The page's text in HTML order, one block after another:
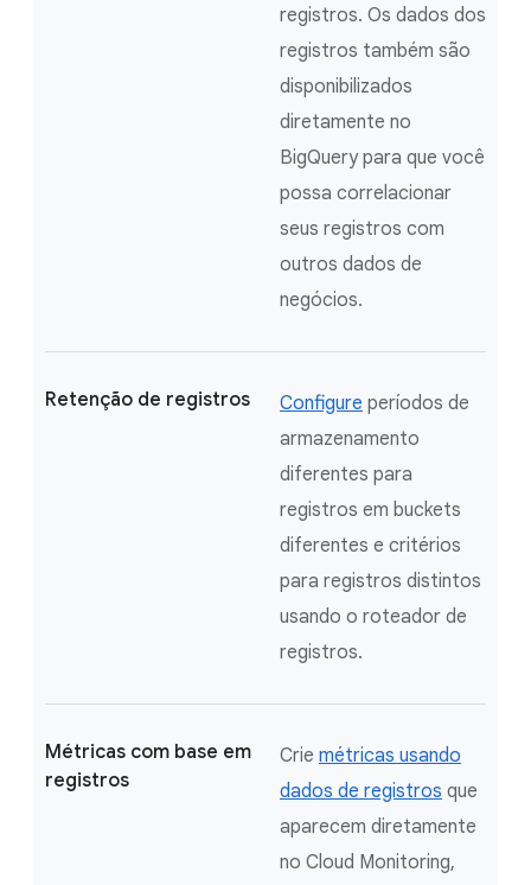
registros. Os dados dos
registros também são
disponibilizados
diretamente no
BigQuery para que você
possa correlacionar
seus registros com
outros dados de
negócios.
Retenção de registros Configure períodos de
armazenamento
diferentes para
registros em buckets
diferentes e critérios
para registros distintos
usando o roteador de
registros.
Métricas com base em
registros
Crie métricas usando
dados de registros que
aparecem diretamente
no Cloud Monitoring,